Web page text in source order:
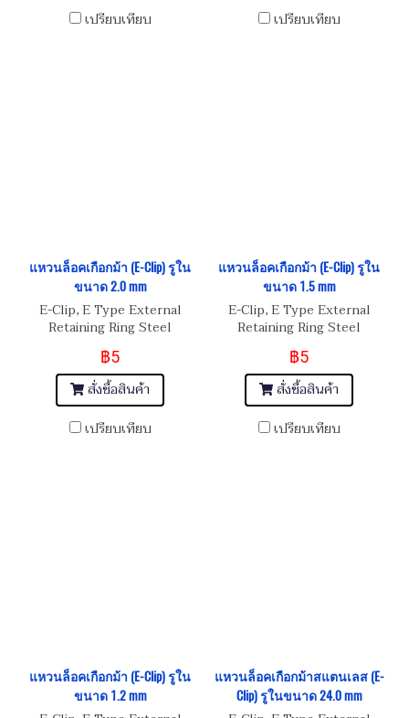
เปรียบเทียบ
เปรียบเทียบ
แหวนล็อคเกือกม้า (E-Clip) รูใน
ขนาด 2.0 mm
E-Clip, E Type External
Retaining Ring Steel
฿5
สั่งซื้อสินค้า
เปรียบเทียบ
แหวนล็อคเกือกม้า (E-Clip) รูใน
ขนาด 1.5 mm
E-Clip, E Type External
Retaining Ring Steel
฿5
สั่งซื้อสินค้า
เปรียบเทียบ
แหวนล็อคเกือกม้า (E-Clip) รูใน
ขนาด 1.2 mm
แหวนล็อคเกือกม้าสแตนเลส (E-
Clip) รูในขนาด 24.0 mm